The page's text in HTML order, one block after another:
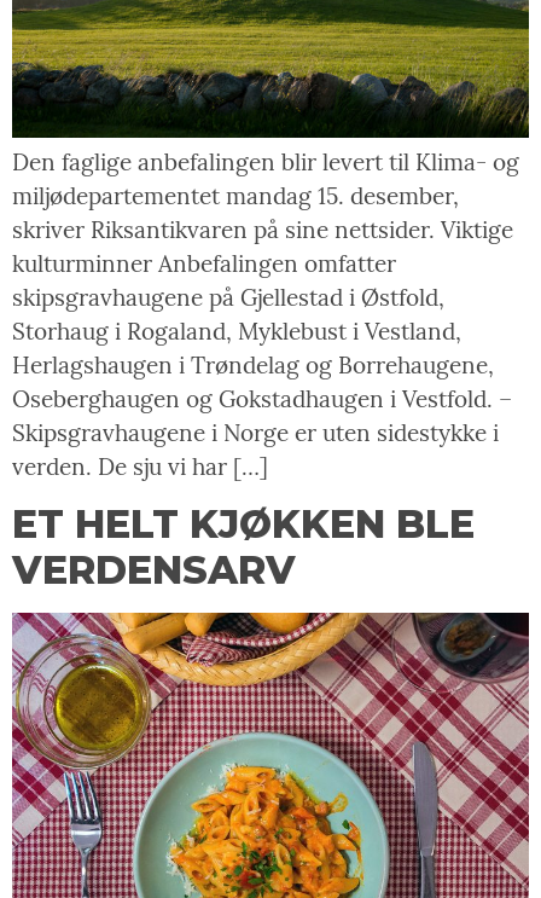
Den faglige anbefalingen blir levert til Klima- og
miljødepartementet mandag 15. desember,
skriver Riksantikvaren på sine nettsider. Viktige
kulturminner Anbefalingen omfatter
skipsgravhaugene på Gjellestad i Østfold,
Storhaug i Rogaland, Myklebust i Vestland,
Herlagshaugen i Trøndelag og Borrehaugene,
Oseberghaugen og Gokstadhaugen i Vestfold. –
Skipsgravhaugene i Norge er uten sidestykke i
verden. De sju vi har […]
ET HELT KJØKKEN BLE
VERDENSARV